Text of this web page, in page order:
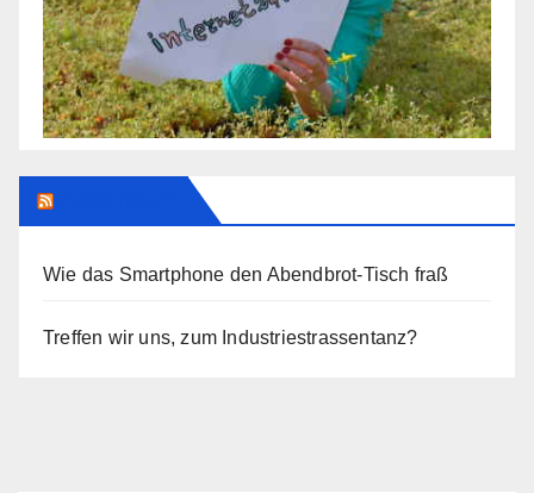
Wie das Smartphone den Abendbrot-Tisch fraß
Treffen wir uns, zum Industriestrassentanz?